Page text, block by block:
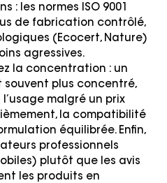
: les normes ISO 9001
de fabrication contrôlé,
(Ecocert, Nature)
agressives.
la concentration : un
plus concentré,
malgré un prix
la compatibilité
équilibrée. Enfin,
professionnels
plutôt que les avis
les produits en